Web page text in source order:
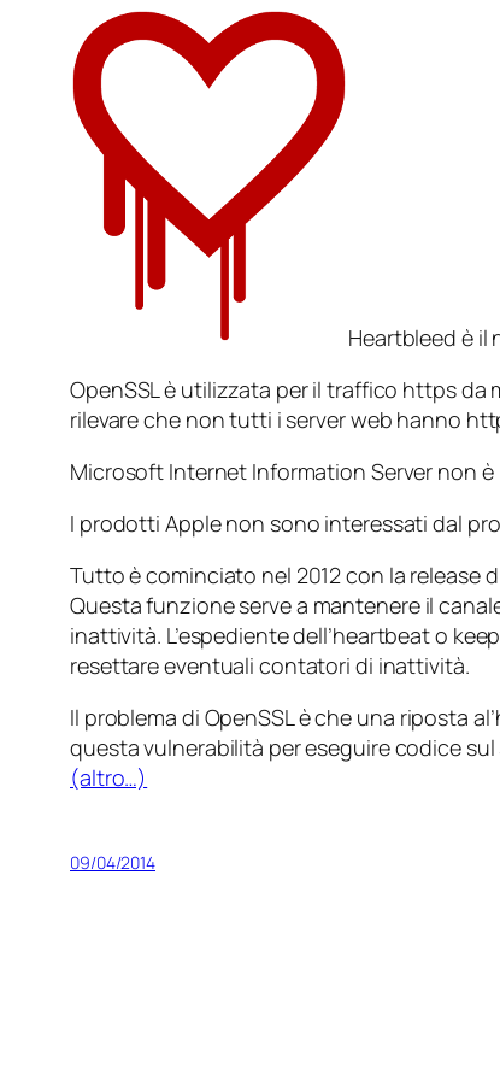
Heartbleed è il
OpenSSL è utilizzata per il traffico https
rilevare che non tutti i server web hanno
Microsoft Internet Information Server non
I prodotti Apple non sono interessati dal
Tutto è cominciato nel 2012 con la release
Questa funzione serve a mantenere il
inattività. L’espediente dell’heartbeat o
resettare eventuali contatori di inattività.
Il problema di OpenSSL è che una riposta
questa vulnerabilità per eseguire codice
(altro…)
09/04/2014